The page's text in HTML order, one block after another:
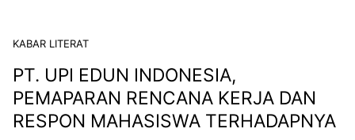
KABAR LITERAT
PT. UPI EDUN INDONESIA,
PEMAPARAN RENCANA KERJA DAN
RESPON MAHASISWA TERHADAPNYA